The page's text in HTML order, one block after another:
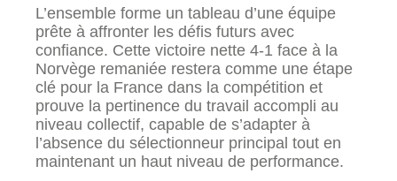
L’ensemble forme un tableau d’une équipe
prête à affronter les défis futurs avec
confiance. Cette victoire nette 4-1 face à la
Norvège remaniée restera comme une étape
clé pour la France dans la compétition et
prouve la pertinence du travail accompli au
niveau collectif, capable de s’adapter à
l’absence du sélectionneur principal tout en
maintenant un haut niveau de performance.